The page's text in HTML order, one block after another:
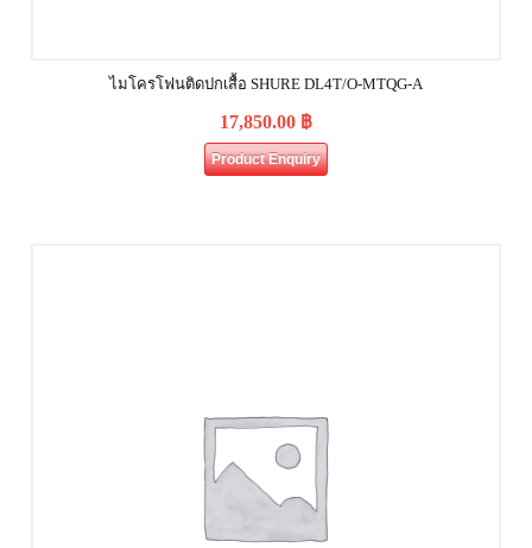
ไมโครโฟนติดปกเสื้อ SHURE DL4T/O-MTQG-A
17,850.00 ฿
Product Enquiry